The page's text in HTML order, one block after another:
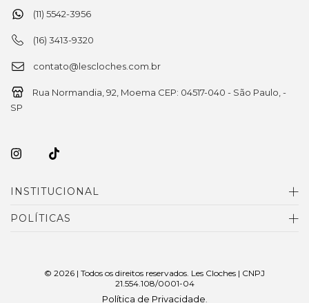
(11) 5542-3956
(16) 3413-9320
contato@lescloches.com.br
Rua Normandia, 92, Moema CEP: 04517-040 - São Paulo, -
SP
INSTITUCIONAL
POLÍTICAS
© 2026 | Todos os direitos reservados. Les Cloches | CNPJ
21.554.108/0001-04
Política de Privacidade